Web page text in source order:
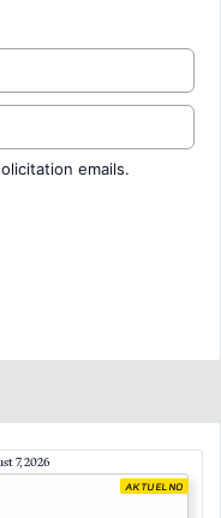
emails.
7, 2026
AKTUELNO